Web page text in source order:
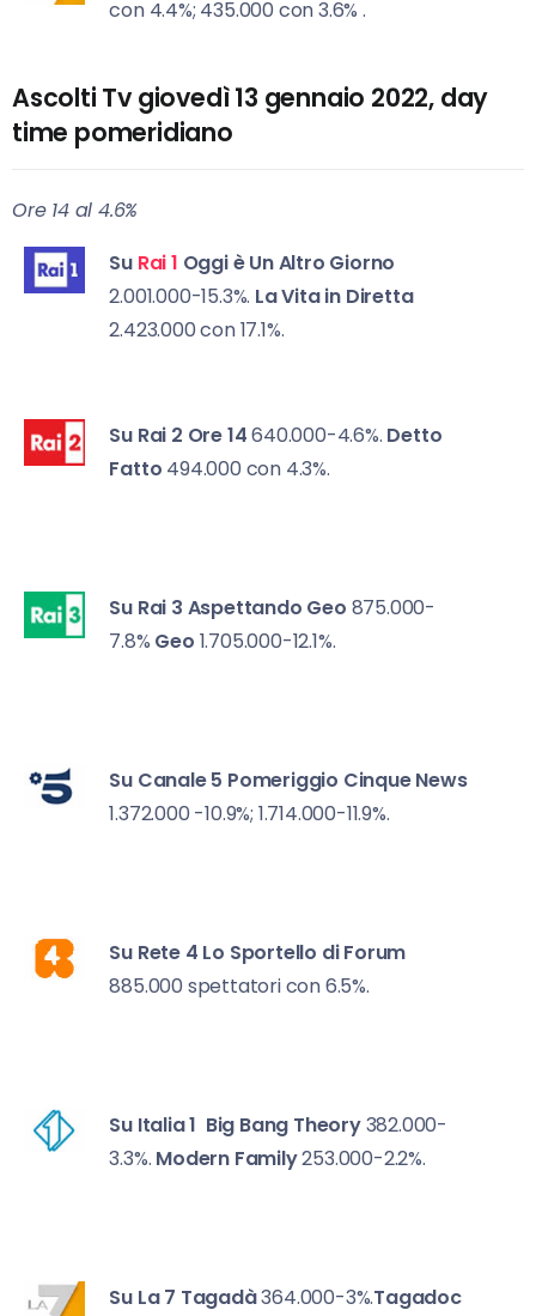
con 4.4%; 435.000 con 3.6% .
Ascolti Tv giovedì 13 gennaio 2022, day
time pomeridiano
Ore 14 al 4.6%
Su Rai 1 Oggi è Un Altro Giorno
2.001.000-15.3%. La Vita in Diretta
2.423.000 con 17.1%.
Su Rai 2 Ore 14640.000-4.6%. Detto
Fatto 494.000 con 4.3%.
Su Rai 3 Aspettando Geo 875.000-
7.8% Geo 1.705.000-12.1%.
Su Canale 5 Pomeriggio Cinque News
1.372.000 -10.9%; 1.714.000-11.9%.
Su Rete 4 Lo Sportello di Forum
885.000 spettatori con 6.5%.
Su Italia 1 Big Bang Theory382.000-
3.3%. Modern Family253.000-2.2%.
Su La 7 Tagadà364.000-3%.Tagadoc